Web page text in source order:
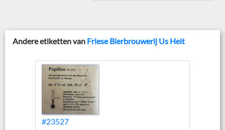
Andere etiketten van Friese Bierbrouwerij Us Heit
#23527